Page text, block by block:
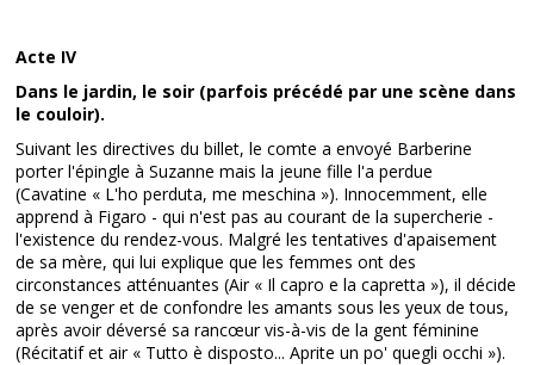
Acte IV
Dans le jardin, le soir (parfois précédé par une scène dans
le couloir).
Suivant les directives du billet, le comte a envoyé Barberine
porter l'épingle à Suzanne mais la jeune fille l'a perdue
(Cavatine « L'ho perduta, me meschina »). Innocemment, elle
apprend à Figaro - qui n'est pas au courant de la supercherie -
l'existence du rendez-vous. Malgré les tentatives d'apaisement
de sa mère, qui lui explique que les femmes ont des
circonstances atténuantes (Air « Il capro e la capretta »), il décide
de se venger et de confondre les amants sous les yeux de tous,
après avoir déversé sa rancœur vis-à-vis de la gent féminine
(Récitatif et air « Tutto è disposto... Aprite un po' quegli occhi »).